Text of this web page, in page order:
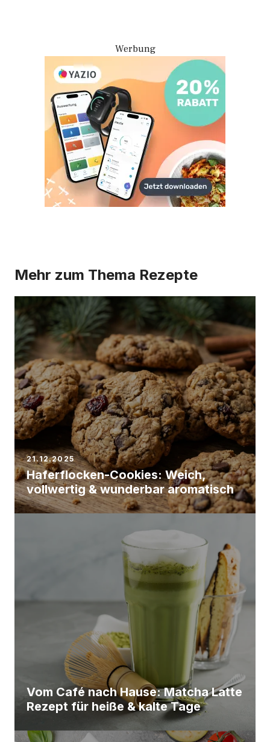
Werbung
Mehr zum Thema Rezepte
21.12.2025
Haferflocken-Cookies: Weich,
vollwertig & wunderbar aromatisch
Vom Café nach Hause: Matcha Latte
Rezept für heiße & kalte Tage